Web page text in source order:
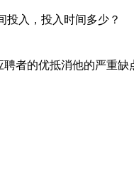
投入，投入时间多少？
者的优抵消他的严重缺